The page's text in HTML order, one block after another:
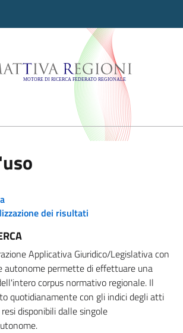
Regioni -
dei risultati
Applicativa Giuridico/Legislativa con
autonome permette di effettuare una
corpus normativo regionale. Il
quotidianamente con gli indici degli atti
disponibili dalle singole